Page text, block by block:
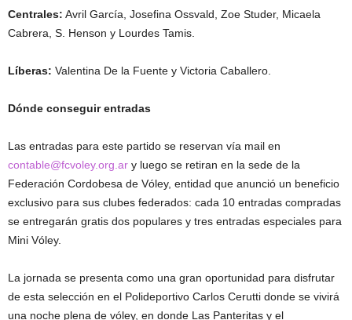
Centrales: Avril García, Josefina Ossvald, Zoe Studer, Micaela
Cabrera, S. Henson y Lourdes Tamis.
Líberas: Valentina De la Fuente y Victoria Caballero.
Dónde conseguir entradas
Las entradas para este partido se reservan vía mail en
contable@fcvoley.org.ar y luego se retiran en la sede de la
Federación Cordobesa de Vóley, entidad que anunció un beneficio
exclusivo para sus clubes federados: cada 10 entradas compradas
se entregarán gratis dos populares y tres entradas especiales para
Mini Vóley.
La jornada se presenta como una gran oportunidad para disfrutar
de esta selección en el Polideportivo Carlos Cerutti donde se vivirá
una noche plena de vóley, en donde Las Panteritas y el